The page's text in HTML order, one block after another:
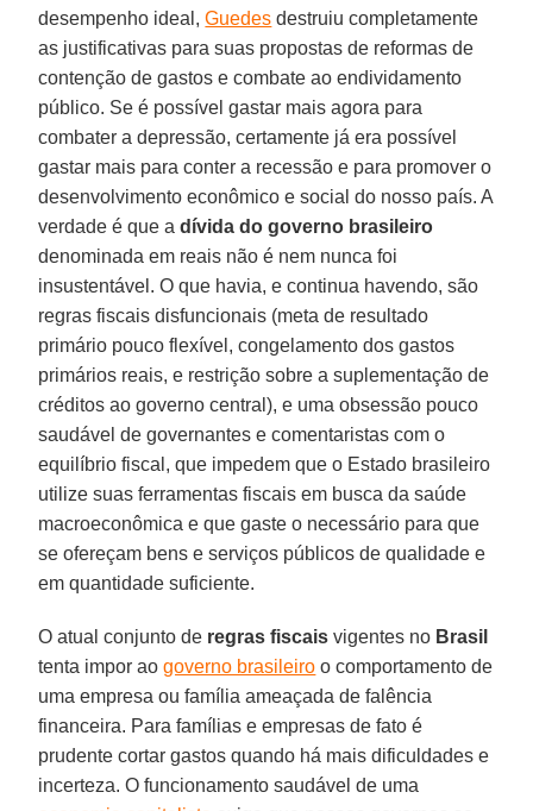
desempenho ideal,Guedes destruiu completamente
as justificativas para suas propostas de reformas de
contenção de gastos e combate ao endividamento
público. Se é possível gastar mais agora para
combater a depressão, certamente já era possível
gastar mais para conter a recessão e para promover o
desenvolvimento econômico e social do nosso país. A
verdade é que a dívida do governo brasileiro
denominada em reais não é nem nunca foi
insustentável. O que havia, e continua havendo, são
regras fiscais disfuncionais (meta de resultado
primário pouco flexível, congelamento dos gastos
primários reais, e restrição sobre a suplementação de
créditos ao governo central), e uma obsessão pouco
saudável de governantes e comentaristas com o
equilíbrio fiscal, que impedem que o Estado brasileiro
utilize suas ferramentas fiscais em busca da saúde
macroeconômica e que gaste o necessário para que
se ofereçam bens e serviços públicos de qualidade e
em quantidade suficiente.
O atual conjunto de regras fiscais vigentes no Brasil
tenta impor aogoverno brasileiro o comportamento de
uma empresa ou família ameaçada de falência
financeira. Para famílias e empresas de fato é
prudente cortar gastos quando há mais dificuldades e
incerteza. O funcionamento saudável de uma